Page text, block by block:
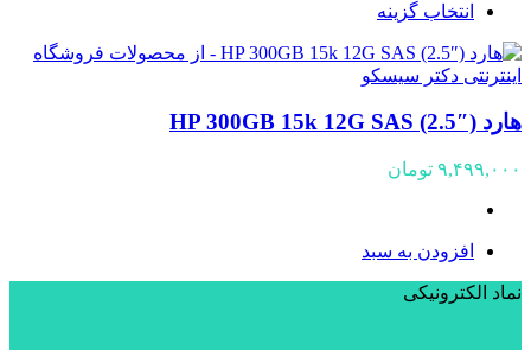
انتخاب گزینه
هارد HP 300GB 15k 12G SAS (2.5″)
۹,۴۹۹,۰۰۰ تومان
افزودن به سبد
نماد الکترونیکی